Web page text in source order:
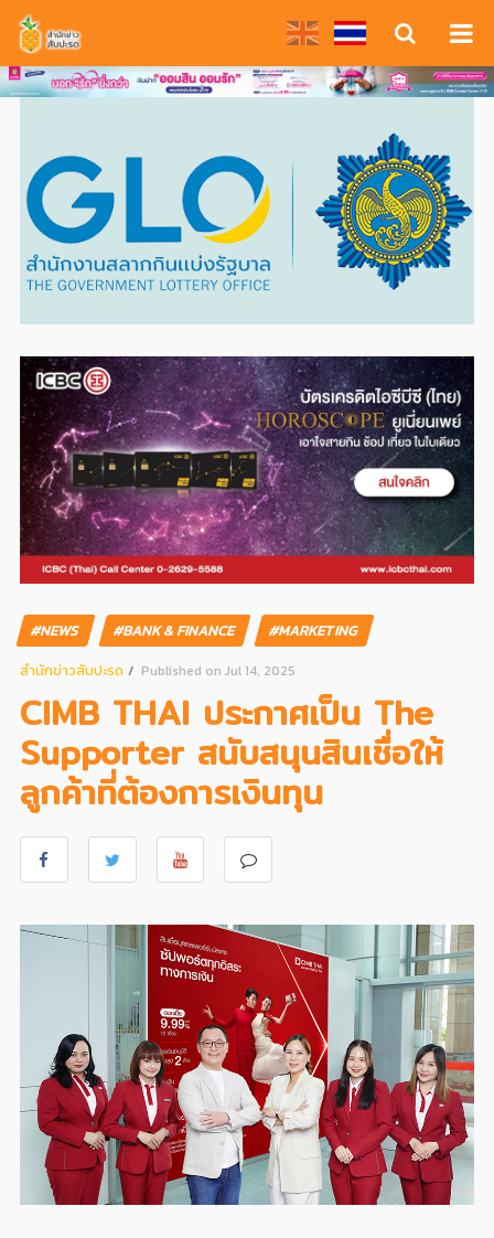
#NEWS #BANK & FINANCE
#MARKETING
สํานักข่าวสับปะรด
Published on Jul 14, 2025
CIMB THAI ประกาศเป็น The
Supporter สนับสนุนสินเชื่อให้
ลูกค้าที่ต้องการเงินทุน